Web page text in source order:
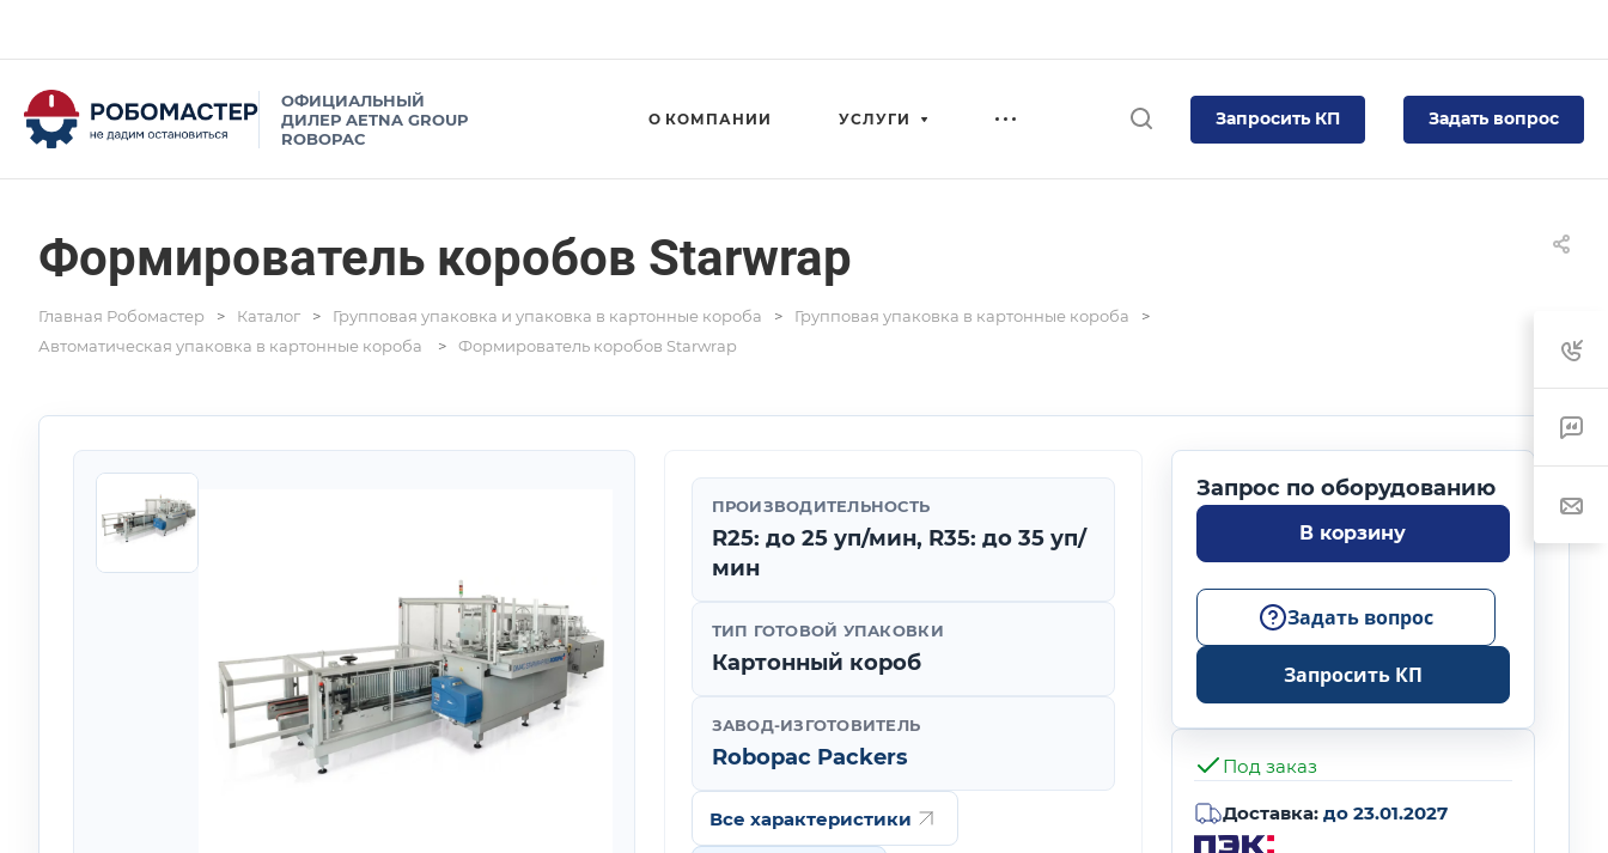
О КОМПАНИИ УСЛУГИ Запросить КП Задать вопрос
Формирователь коробов Starwrap
Главная Робомастер Каталог Групповая упаковка и упаковка в картонные короба
Групповая упаковка в картонные короба
Автоматическая упаковка в картонные короба
Формирователь коробов Starwrap
ПРОИЗВОДИТЕЛЬНОСТЬ
R25: до 25 уп/мин, R35: до 35 уп/
мин
ТИП ГОТОВОЙ УПАКОВКИ
Картонный короб
ЗАВОД-ИЗГОТОВИТЕЛЬ
Robopac Packers
Все характеристики
В корзину
Задать вопрос
Запросить КП
Под заказ
Доставка: до 23.01.2027